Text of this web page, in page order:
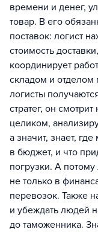
времени и денег,
товар. В его
поставок: логист
стоимость
координирует
складом и отделом
логисты
стратег, он
целиком,
а значит, знает,
в бюджет, и что
погрузки. А
не только в
перевозок. Также
и убеждать людей
до таможенника.